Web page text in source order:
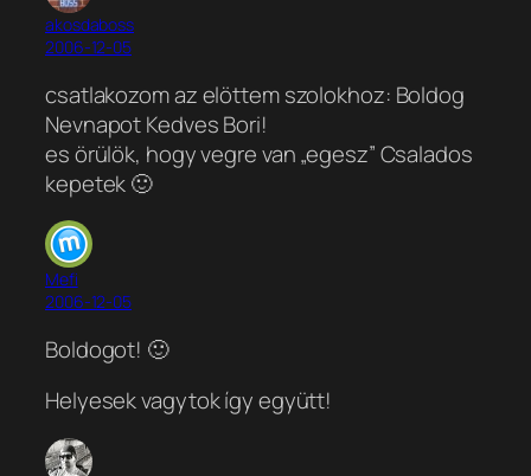
akosdaboss
2006-12-05
csatlakozom az elöttem szolokhoz: Boldog
Nevnapot Kedves Bori!
es örülök, hogy vegre van „egesz” Csalados
kepetek 🙂
Mefi
2006-12-05
Boldogot! 🙂
Helyesek vagytok így együtt!